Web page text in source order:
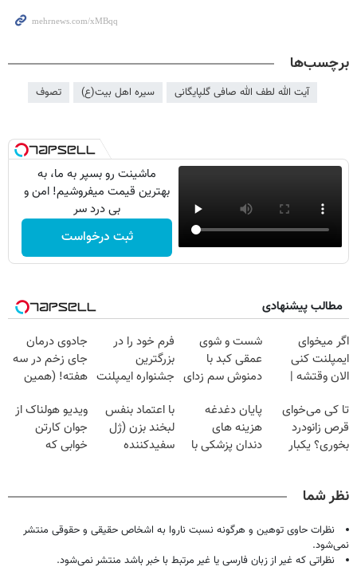
برچسب‌ها
آیت الله لطف الله صافی گلپایگانی سیره اهل بیت(ع) تصوف
ماشینت رو بسپر به ما، به
بهترین قیمت میفروشیم! امن و
بی درد سر
ثبت درخواست
مطالب پیشنهادی
اگر میخوای
ایمپلنت کنی
الان وقتشه |
میلیون تومان!!!
شست و شوی
عمقی کبد با
دمنوش سم زدای
فرم خود را در
بزرگترین
جشنواره ایمپلنت
فقط ۲۵ میلیون
جادوی درمان
جای زخم در سه
هفته! (همین
صحبت کنید)
تا کی می‌خوای
قرص زانودرد
بخوری؟ یکبار
پایان دغدغه
هزینه های
دندان پزشکی با
با اعتماد بنفس
لبخند بزن (ژل
سفیدکننده
ویدیو هولناک از
جوان کارتن
خوابی که
نظر شما
نظرات حاوی توهین و هرگونه نسبت ناروا به اشخاص حقیقی و حقوقی منتشر
نمی‌شود.
نظراتی که غیر از زبان فارسی یا غیر مرتبط با خبر باشد منتشر نمی‌شود.